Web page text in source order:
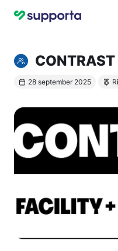
CONTRAST
28 september 2025